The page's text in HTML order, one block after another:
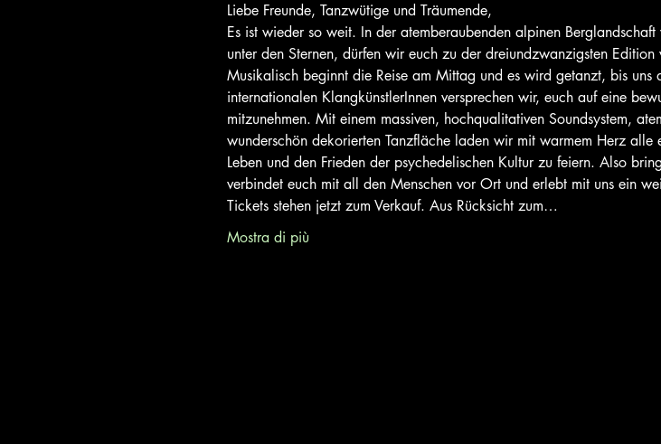
Liebe Freunde, Tanzwütige und Träumende,
Es ist wieder so weit. In der atemberaubenden alpinen
unter den Sternen, dürfen wir euch zu der dreiundzwanzigsten
Musikalisch beginnt die Reise am Mittag und es wird getanzt, bis
internationalen KlangkünstlerInnen versprechen wir, euch auf eine
mitzunehmen. Mit einem massiven, hochqualitativen Soundsystem,
wunderschön dekorierten Tanzfläche laden wir mit warmem Herz
Leben und den Frieden der psychedelischen Kultur zu feiern. Also
verbindet euch mit all den Menschen vor Ort und erlebt mit uns ein
Tickets stehen jetzt zum Verkauf. Aus Rücksicht zum…
Mostra di più